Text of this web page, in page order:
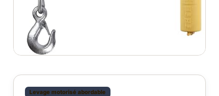
Levage motorisé abordable